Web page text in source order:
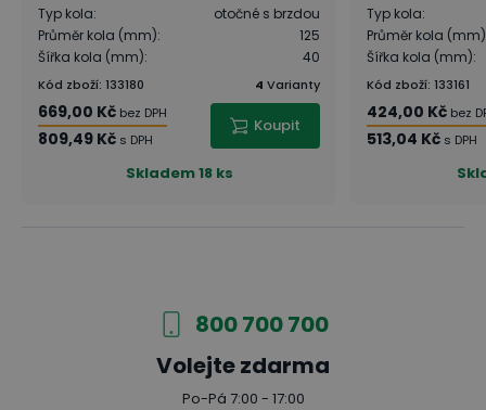
Typ kola:
otočné s brzdou
Průměr kola (mm):
125
Šířka kola (mm): 40
Kód zboží: 133180 4 Varianty
669,00 Kč bez DPH
809,49 Kč s DPH
Koupit
Skladem18 ks
Typ kola:
Průměr kola (mm)
Šířka kola (mm):
Kód zboží: 133161
424,00 Kč bez
513,04 Kč s DPH
800 700 700
Volejte zdarma
Po-Pá 7:00 - 17:00